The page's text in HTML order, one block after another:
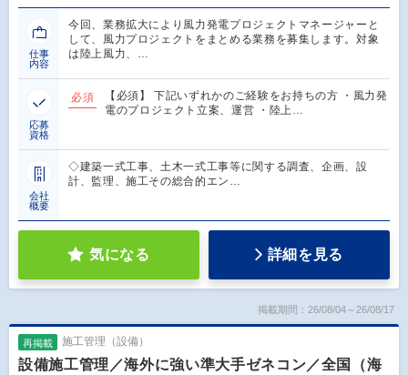
仕事
内容
今回、業務拡大により風力発電プロジェクトマネージャーと
して、風力プロジェクトをまとめる業務を募集します。対象
は陸上風力、…
応募
資格
必須
【必須】 下記いずれかのご経験をお持ちの方 ・風力発
電のプロジェクト立案、運営 ・陸上…
会社
概要
◇建築一式工事、土木一式工事等に関する調査、企画、設
計、監理、施工その総合的エン…
気になる 詳細を見る
掲載期間：26/08/04～26/08/17
再掲載 施工管理（設備）
設備施工管理／海外に強い準大手ゼネコン／全国（海